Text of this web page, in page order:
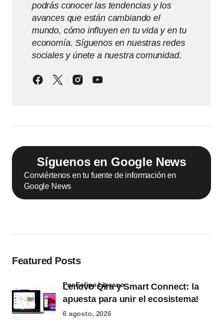
podrás conocer las tendencias y los
avances que están cambiando el
mundo, cómo influyen en tu vida y en tu
economía. Síguenos en nuestras redes
sociales y únete a nuestra comunidad.
Síguenos en Google News
Conviértenos en tu fuente de información en
Google News
Featured Posts
Lenovo Qira y Smart Connect: la
apuesta para unir el ecosistema!
por Felipe Lizcano
6 agosto, 2026